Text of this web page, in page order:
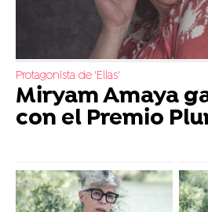
Protagonista de 'Ellas'
Miryam Amaya
con el Premio